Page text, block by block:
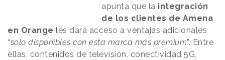
apunta que la integración
de los clientes de Amena
en Orange les dará acceso a ventajas adicionales
“solo disponibles con esta marca más premium”. Entre
ellas, contenidos de televisión, conectividad 5G,